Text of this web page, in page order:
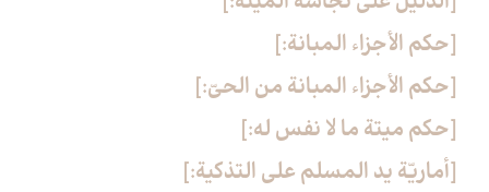
[حكم الأجزاء المبانة:]
[حكم الأجزاء المبانة من الحيّ:]
[حكم ميتة ما لا نفس له:]
[أماريّة يد المسلم على التذكية:]